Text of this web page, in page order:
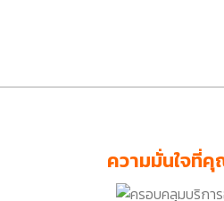
ความมั่นใจที่คุ